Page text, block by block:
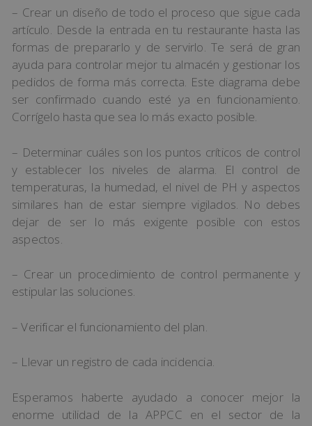
– Crear un diseño de todo el proceso que sigue cada
artículo. Desde la entrada en tu restaurante hasta las
formas de prepararlo y de servirlo. Te será de gran
ayuda para controlar mejor tu almacén y gestionar los
pedidos de forma más correcta. Este diagrama debe
ser confirmado cuando esté ya en funcionamiento.
Corrígelo hasta que sea lo más exacto posible.
– Determinar cuáles son los puntos críticos de control
y establecer los niveles de alarma. El control de
temperaturas, la humedad, el nivel de PH y aspectos
similares han de estar siempre vigilados. No debes
dejar de ser lo más exigente posible con estos
aspectos.
– Crear un procedimiento de control permanente y
estipular las soluciones.
– Verificar el funcionamiento del plan.
– Llevar un registro de cada incidencia.
Esperamos haberte ayudado a conocer mejor la
enorme utilidad de la APPCC en el sector de la